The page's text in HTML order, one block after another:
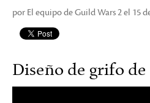
por El equipo de Guild Wars 2 el 15
Diseño de grifo